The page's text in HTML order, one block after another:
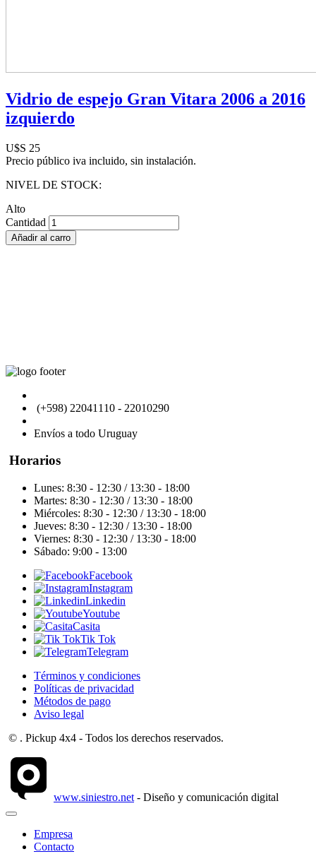
Vidrio de espejo Gran Vitara 2006 a 2016
izquierdo
U$S 25
Precio público iva incluido, sin instalación.
NIVEL DE STOCK:
Alto
Cantidad
Añadir al carro
(+598) 22041110 - 22010290
Envíos a todo Uruguay
Horarios
Lunes: 8:30 - 12:30 / 13:30 - 18:00
Martes: 8:30 - 12:30 / 13:30 - 18:00
Miércoles: 8:30 - 12:30 / 13:30 - 18:00
Jueves: 8:30 - 12:30 / 13:30 - 18:00
Viernes: 8:30 - 12:30 / 13:30 - 18:00
Sábado: 9:00 - 13:00
Facebook
Instagram
Linkedin
Youtube
Casita
Tik Tok
Telegram
Términos y condiciones
Políticas de privacidad
Métodos de pago
Aviso legal
© . Pickup 4x4 - Todos los derechos reservados.
www.siniestro.net - Diseño y comunicación digital
Empresa
Contacto